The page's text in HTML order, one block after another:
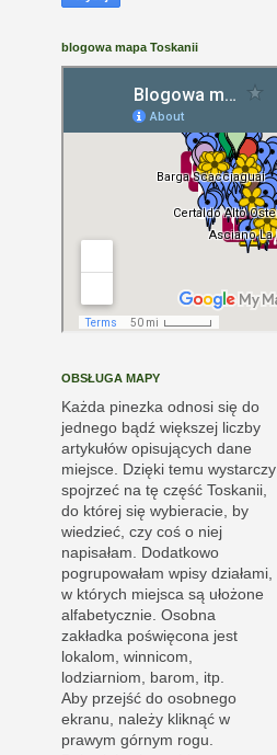
blogowa mapa Toskanii
OBSŁUGA MAPY
Każda pinezka odnosi się do
jednego bądź większej liczby
artykułów opisujących dane
miejsce. Dzięki temu wystarczy
spojrzeć na tę część Toskanii,
do której się wybieracie, by
wiedzieć, czy coś o niej
napisałam. Dodatkowo
pogrupowałam wpisy działami,
w których miejsca są ułożone
alfabetycznie. Osobna
zakładka poświęcona jest
lokalom, winnicom,
lodziarniom, barom, itp.
Aby przejść do osobnego
ekranu, należy kliknąć w
prawym górnym rogu.